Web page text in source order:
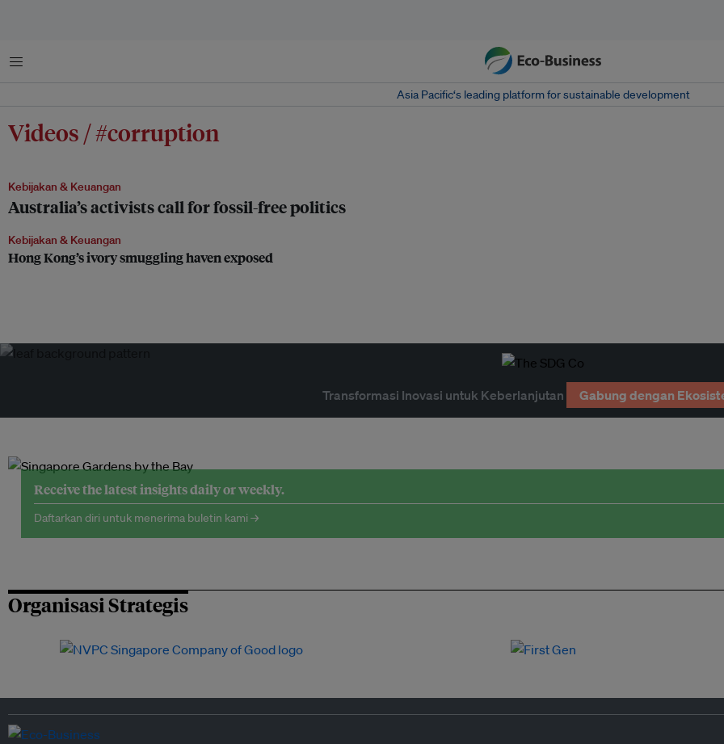
Menu
Asia Pacific‘s leading platform for sustainable development
Videos / #corruption
Kebijakan & Keuangan
Australia’s activists call for fossil-free politics
Kebijakan & Keuangan
Hong Kong’s ivory smuggling haven exposed
Transformasi Inovasi untuk Keberlanjutan Gabung dengan
Receive the latest insights daily or weekly.
Daftarkan diri untuk menerima buletin kami →
Organisasi Strategis